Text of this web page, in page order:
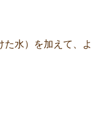
た水）を加えて、よ